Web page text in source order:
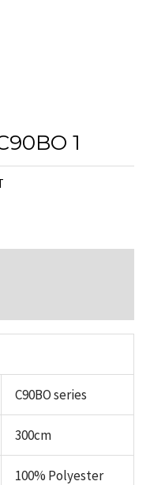
1
C90BO series
300cm
100% Polyester